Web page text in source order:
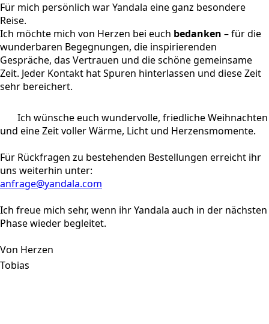
Für mich persönlich war Yandala eine ganz besondere
Reise.
Ich möchte mich von Herzen bei euch bedanken – für die
wunderbaren Begegnungen, die inspirierenden
Gespräche, das Vertrauen und die schöne gemeinsame
Zeit. Jeder Kontakt hat Spuren hinterlassen und diese Zeit
sehr bereichert.
Ich wünsche euch wundervolle, friedliche Weihnachten
und eine Zeit voller Wärme, Licht und Herzensmomente.
Für Rückfragen zu bestehenden Bestellungen erreicht ihr
uns weiterhin unter:
anfrage@yandala.com
Ich freue mich sehr, wenn ihr Yandala auch in der nächsten
Phase wieder begleitet.
Von Herzen
Tobias